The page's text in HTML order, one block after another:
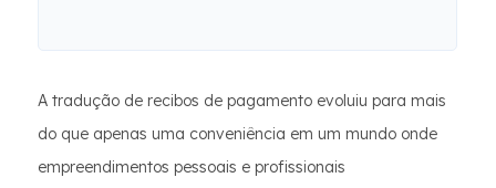
A tradução de recibos de pagamento evoluiu para mais
do que apenas uma conveniência em um mundo onde
empreendimentos pessoais e profissionais